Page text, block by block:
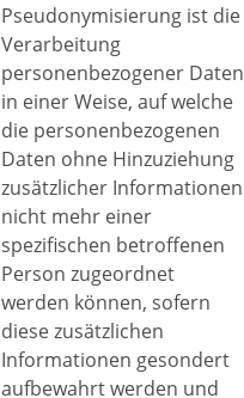
Pseudonymisierung ist die
Verarbeitung
personenbezogener Daten
in einer Weise, auf welche
die personenbezogenen
Daten ohne Hinzuziehung
zusätzlicher Informationen
nicht mehr einer
spezifischen betroffenen
Person zugeordnet
werden können, sofern
diese zusätzlichen
Informationen gesondert
aufbewahrt werden und